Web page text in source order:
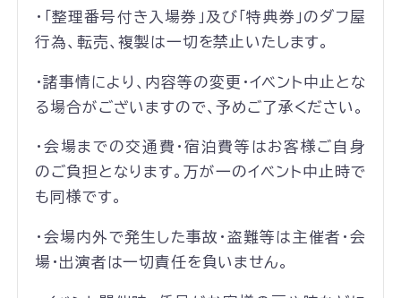
・「整理番号付き入場券」及び「特典券」のダフ屋
行為、転売、複製は一切を禁止いたします。
・諸事情により、内容等の変更・イベント中止とな
る場合がございますので、予めご了承ください。
・会場までの交通費・宿泊費等はお客様ご自身
のご負担となります。万が一のイベント中止時で
も同様です。
・会場内外で発生した事故・盗難等は主催者・会
場・出演者は一切責任を負いません。